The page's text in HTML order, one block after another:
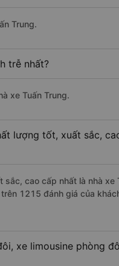
Trung.
trễ nhất?
xe Tuấn Trung.
lượng tốt, xuất sắc,
sắc, cao cấp nhất là nhà xe
1215 đánh giá của
xe limousine phòng